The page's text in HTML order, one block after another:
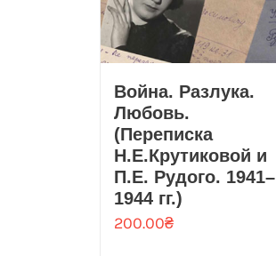
Война. Разлука.
Любовь.
(Переписка
Н.Е.Крутиковой и
П.Е. Рудого. 1941–
1944 гг.)
200.00₴